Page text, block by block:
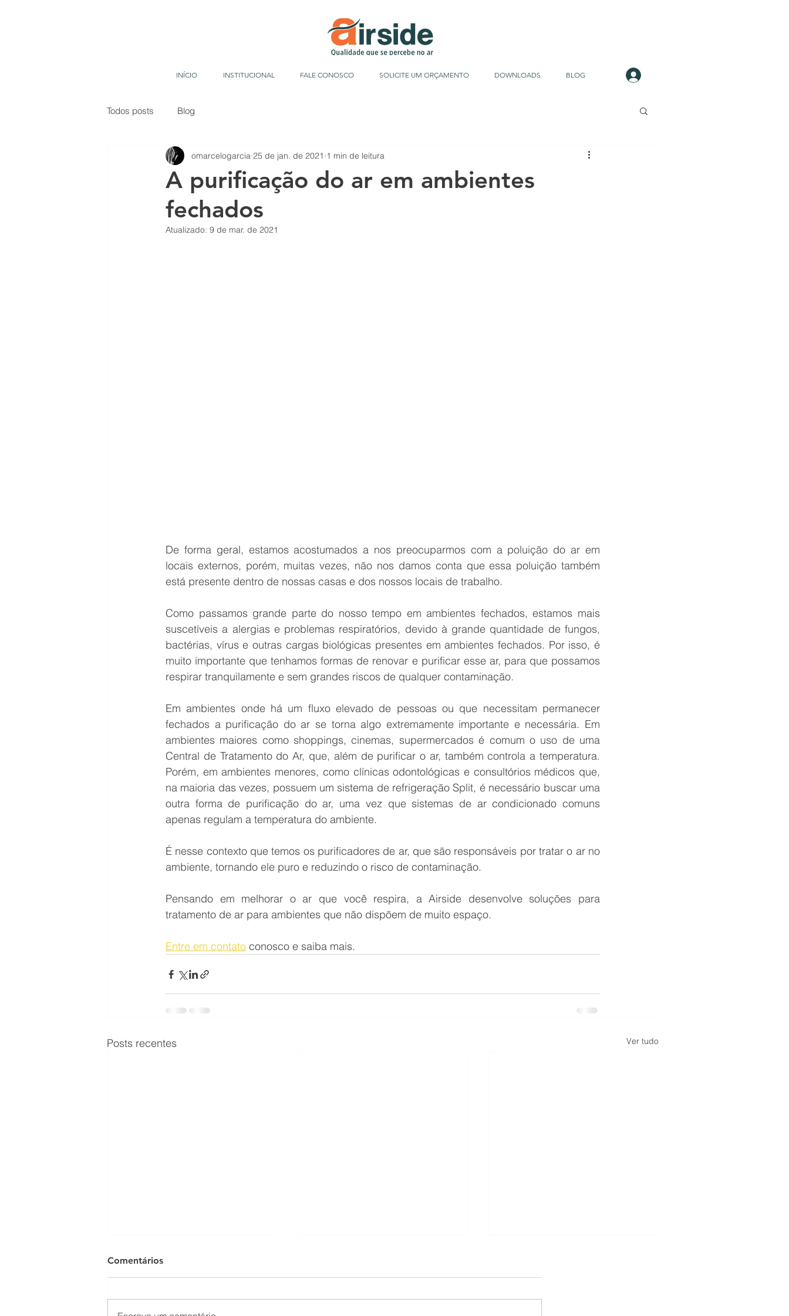
INÍCIO INSTITUCIONAL FALE CONOSCO SOLICITE UM ORÇAMENTO DOWNLOADS BLOG
Todos posts Blog
A purificação do ar em ambientes
fechados
omarcelogarcia 25 de jan. de 2021 1 min de leitura
Atualizado: 9 de mar. de 2021
De forma geral, estamos acostumados a nos preocuparmos com a poluição do ar em
locais externos, porém, muitas vezes, não nos damos conta que essa poluição também
está presente dentro de nossas casas e dos nossos locais de trabalho.
Como passamos grande parte do nosso tempo em ambientes fechados, estamos mais
suscetíveis a alergias e problemas respiratórios, devido à grande quantidade de fungos,
bactérias, vírus e outras cargas biológicas presentes em ambientes fechados. Por isso, é
muito importante que tenhamos formas de renovar e purificar esse ar, para que possamos
respirar tranquilamente e sem grandes riscos de qualquer contaminação.
Em ambientes onde há um fluxo elevado de pessoas ou que necessitam permanecer
fechados a purificação do ar se torna algo extremamente importante e necessária. Em
ambientes maiores como shoppings, cinemas, supermercados é comum o uso de uma
Central de Tratamento do Ar, que, além de purificar o ar, também controla a temperatura.
Porém, em ambientes menores, como clínicas odontológicas e consultórios médicos que,
na maioria das vezes, possuem um sistema de refrigeração Split, é necessário buscar uma
outra forma de purificação do ar, uma vez que sistemas de ar condicionado comuns
apenas regulam a temperatura do ambiente.
É nesse contexto que temos os purificadores de ar, que são responsáveis por tratar o ar no
ambiente, tornando ele puro e reduzindo o risco de contaminação.
Pensando em melhorar o ar que você respira, a Airside desenvolve soluções para
tratamento de ar para ambientes que não dispõem de muito espaço.
Entre em contato conosco e saiba mais.
Posts recentes Ver tudo
Comentários